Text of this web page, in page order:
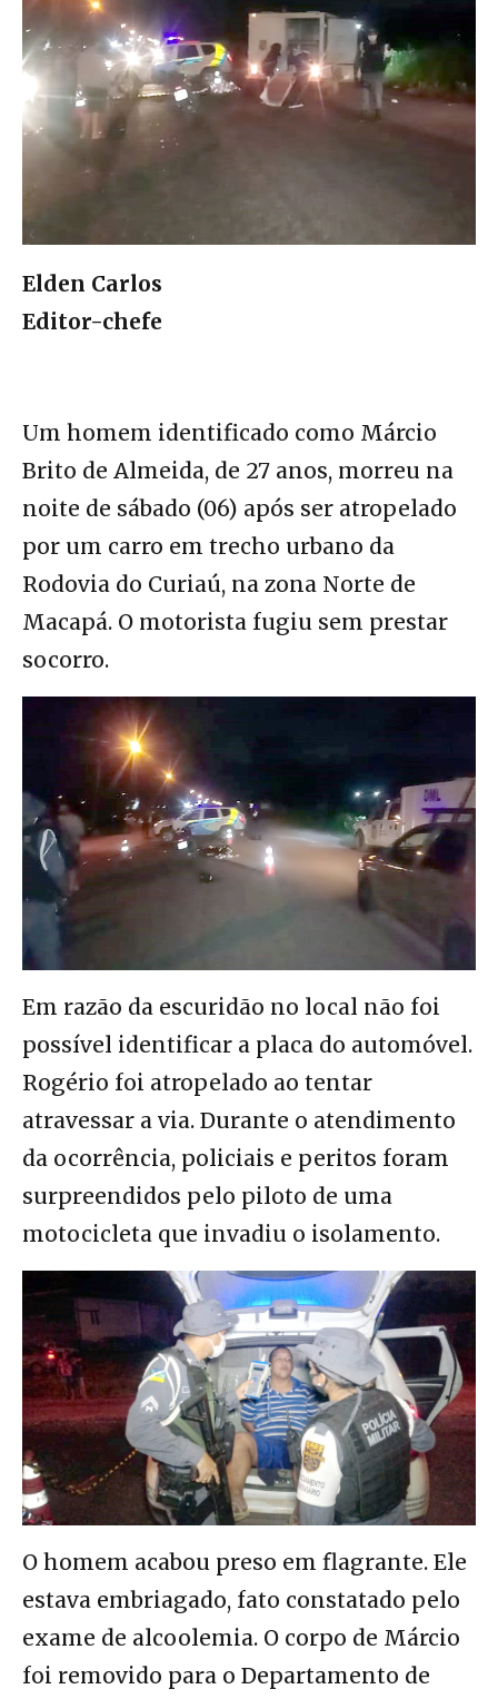
Elden Carlos
Editor-chefe
Um homem identificado como Márcio
Brito de Almeida, de 27 anos, morreu na
noite de sábado (06) após ser atropelado
por um carro em trecho urbano da
Rodovia do Curiaú, na zona Norte de
Macapá. O motorista fugiu sem prestar
socorro.
Em razão da escuridão no local não foi
possível identificar a placa do automóvel.
Rogério foi atropelado ao tentar
atravessar a via. Durante o atendimento
da ocorrência, policiais e peritos foram
surpreendidos pelo piloto de uma
motocicleta que invadiu o isolamento.
O homem acabou preso em flagrante. Ele
estava embriagado, fato constatado pelo
exame de alcoolemia. O corpo de Márcio
foi removido para o Departamento de